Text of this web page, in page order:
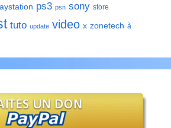
ps3 psn sony store
tuto update video x zonetech à